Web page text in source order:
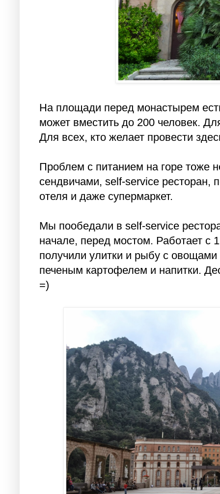
На площади перед монастырем
может вместить до 200 человек.
Для всех, кто желает провести
Проблем с питанием на горе тоже
сендвичами, self-service ресторан,
отеля и даже супермаркет.
Мы пообедали в self-service
начале, перед мостом. Работает с
получили улитки и рыбу с овощами
печеным картофелем и напитки.
=)